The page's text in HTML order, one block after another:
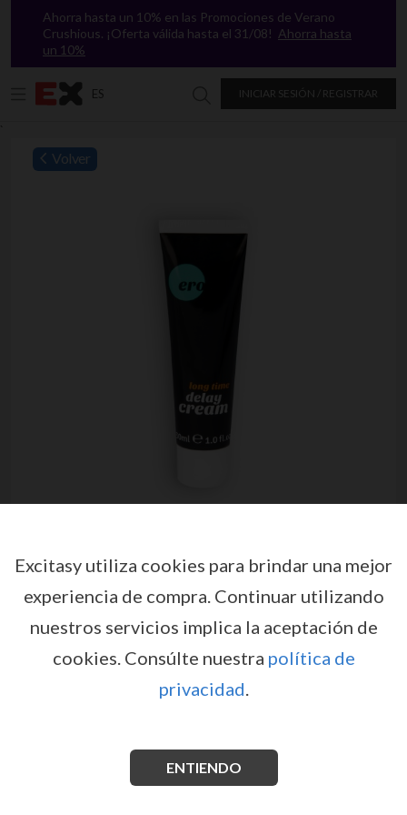
`
Ahorra hasta un 10% en las Promociones de Verano
Crushious. ¡Oferta válida hasta el 31/08! Ahorra hasta
un 10%
ES INICIAR SESIÓN / REGISTRAR
Buscar en Excitasy
Volver
CREMA RETARDANTE LONG
TIME DELAY ERO PARA
HOMBRE 30ML
Crema refrescante y nutritiva, este producto puede
Excitasy utiliza cookies para brindar una mejor
experiencia de compra.Continuar utilizando
nuestros servicios implica la aceptación de
cookies.Consúlte nuestra política de
privacidad.
ENTIENDO